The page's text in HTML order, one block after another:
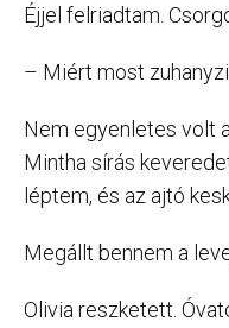
Éjjel felriadtam.
– Miért most
Nem egyenletes volt
Mintha sírás
léptem, és az ajtó
Megállt bennem a
Olivia reszketett.